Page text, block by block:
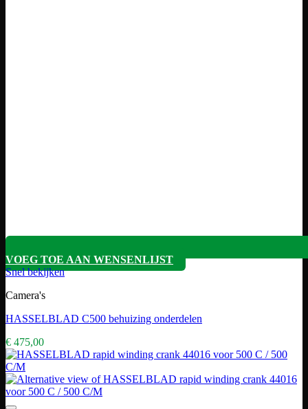
VOEG TOE AAN WENSENLIJST
Snel bekijken
Camera's
HASSELBLAD C500 behuizing onderdelen
€ 475,00